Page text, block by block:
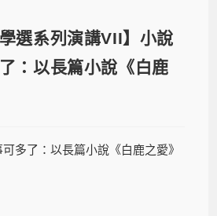
選系列演講VII】小說
：以長篇小說《白鹿
多了：以長篇小說《白鹿之愛》